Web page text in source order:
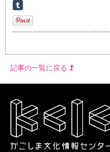
記事の一覧に戻る